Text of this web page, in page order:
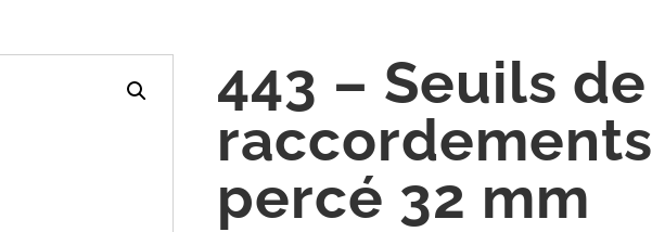
443 – Seuils de
raccordements
percé 32 mm